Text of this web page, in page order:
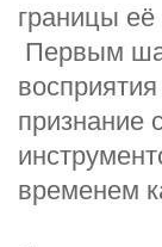
границы
Первым
признание
временем